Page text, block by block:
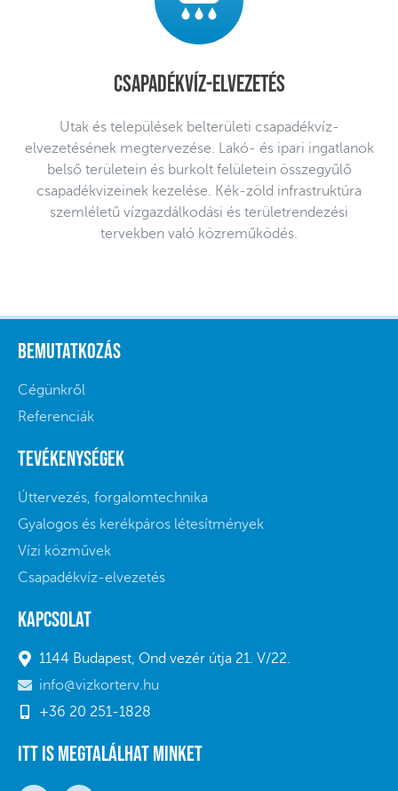
Csapadékvíz-elvezetés
Utak és települések belterületi csapadékvíz-
elvezetésének megtervezése. Lakó- és ipari ingatlanok
belső területein és burkolt felületein összegyűlő
csapadékvizeinek kezelése. Kék-zöld infrastruktúra
szemléletű vízgazdálkodási és területrendezési
tervekben való közreműködés.
Bemutatkozás
Cégünkről
Referenciák
Tevékenységek
Úttervezés, forgalomtechnika
Gyalogos és kerékpáros létesítmények
Vízi közművek
Csapadékvíz-elvezetés
Kapcsolat
1144 Budapest, Ond vezér útja 21. V/22.
info@vizkorterv.hu
+36 20 251-1828
Itt is megtalálhat minket